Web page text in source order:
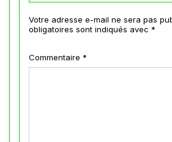
Votre adresse e-mail ne sera pas
obligatoires sont indiqués avec *
Commentaire *